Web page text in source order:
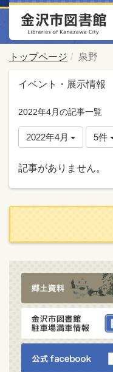
トップページ 泉野
イベント・展示情報
2022年4月の記事一覧
2022年4月 5件
記事がありません。